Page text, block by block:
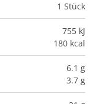
1 Stück
755 kJ
180 kcal
6.1 g
3.7 g